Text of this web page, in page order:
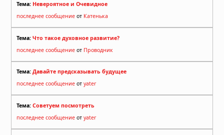
Тема: Невероятное и Очевидное
последнее сообщение от Катенька
Тема: Что такое духовное развитие?
последнее сообщение от Проводник
Тема: Давайте предсказывать будущее
последнее сообщение от yater
Тема: Советуем посмотреть
последнее сообщение от yater